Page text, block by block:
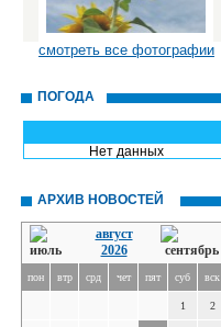
смотреть все фотографии
ПОГОДА
Нет данных
АРХИВ НОВОСТЕЙ
август
2026
пон втр срд чет пят суб вск
1 2